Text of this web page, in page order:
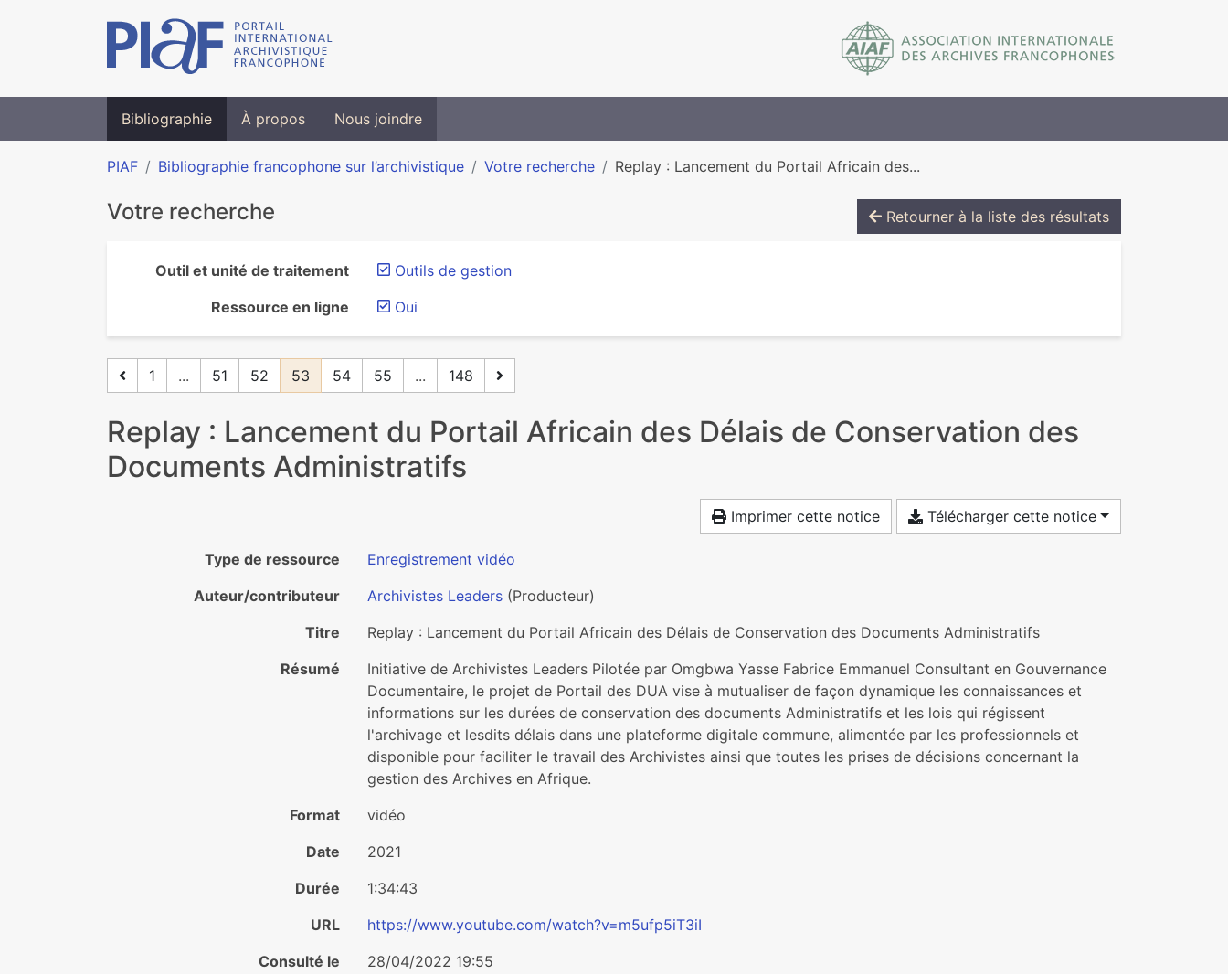
Bibliographie À propos Nous joindre
PIAF Bibliographie francophone sur l’archivistique Votre recherche Replay : Lancement du Portail Africain des...
Votre recherche Retourner à la liste des résultats
Outil et unité de traitement
Outils de gestion
Ressource en ligne
Oui
1 ... 51 52 53 54 55 ... 148
Replay : Lancement du Portail Africain des Délais de Conservation des
Documents Administratifs
Imprimer cette notice Télécharger cette notice
Type de ressource
Enregistrement vidéo
Auteur/contributeur
Archivistes Leaders (Producteur)
Titre
Replay : Lancement du Portail Africain des Délais de Conservation des Documents Administratifs
Résumé
Initiative de Archivistes Leaders Pilotée par Omgbwa Yasse Fabrice Emmanuel Consultant en Gouvernance
Documentaire, le projet de Portail des DUA vise à mutualiser de façon dynamique les connaissances et
informations sur les durées de conservation des documents Administratifs et les lois qui régissent
l'archivage et lesdits délais dans une plateforme digitale commune, alimentée par les professionnels et
disponible pour faciliter le travail des Archivistes ainsi que toutes les prises de décisions concernant la
gestion des Archives en Afrique.
Format
vidéo
Date
2021
Durée
1:34:43
URL
https://www.youtube.com/watch?v=m5ufp5iT3iI
Consulté le
28/04/2022 19:55